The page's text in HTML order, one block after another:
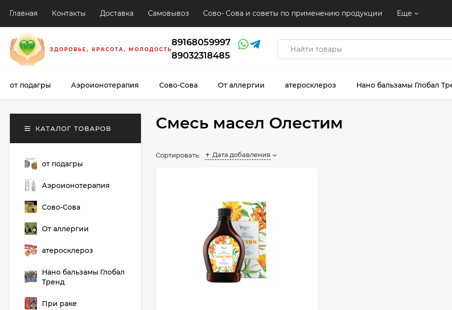
Главная Контакты Доставка Самовывоз Сово- Сова и советы по применению продукции Еще
ЗДОРОВЬЕ, КРАСОТА, МОЛОДОСТЬ
89168059997
89032318485
от подагры Аэроионотерапия Сово-Сова От аллергии атеросклероз Нано бальзамы Глобал
Смесь масел Олестим
Сортировать: Дата добавления
КАТАЛОГ ТОВАРОВ
от подагры
Аэроионотерапия
Сово-Сова
От аллергии
атеросклероз
Нано бальзамы Глобал
Тренд
При раке